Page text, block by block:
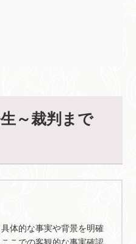
～裁判まで
体的な事実や背景を明確